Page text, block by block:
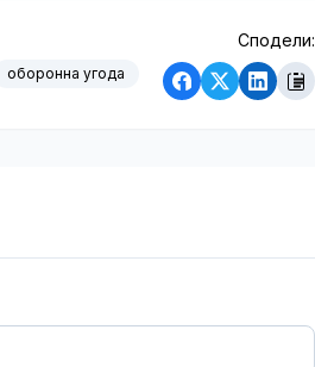
оборонна угода
Сподели: